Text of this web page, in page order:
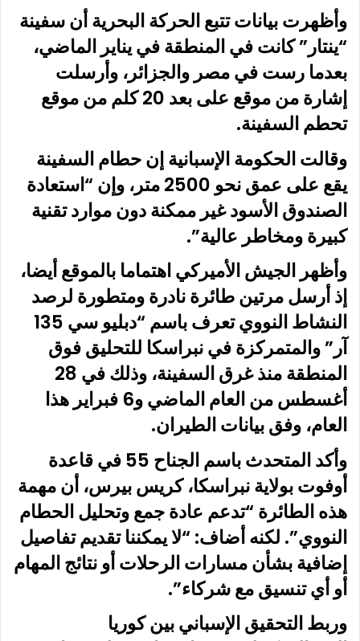
وأظهرت بيانات تتبع الحركة البحرية أن سفينة
“ينتار” كانت في المنطقة في يناير الماضي،
بعدما رست في مصر والجزائر، وأرسلت
إشارة من موقع على بعد 20 كلم من موقع
تحطم السفينة.
وقالت الحكومة الإسبانية إن حطام السفينة
يقع على عمق نحو 2500 متر، وإن “استعادة
الصندوق الأسود غير ممكنة دون موارد تقنية
كبيرة ومخاطر عالية”.
وأظهر الجيش الأميركي اهتماما بالموقع أيضا،
إذ أرسل مرتين طائرة نادرة ومتطورة لرصد
النشاط النووي تعرف باسم “دبليو سي 135
آر” والمتمركزة في نبراسكا للتحليق فوق
المنطقة منذ غرق السفينة، وذلك في 28
أغسطس من العام الماضي و6 فبراير هذا
العام، وفق بيانات الطيران.
وأكد المتحدث باسم الجناح 55 في قاعدة
أوفوت بولاية نبراسكا، كريس بيرس، أن مهمة
هذه الطائرة “تدعم عادة جمع وتحليل الحطام
النووي”. لكنه أضاف: “لا يمكننا تقديم تفاصيل
إضافية بشأن مسارات الرحلات أو نتائج المهام
أو أي تنسيق مع شركاء”.
وربط التحقيق الإسباني بين كوريا